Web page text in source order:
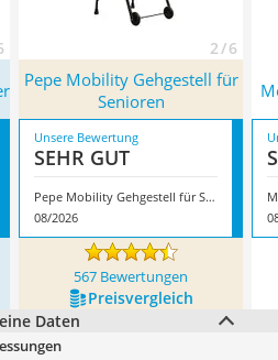
2 / 6
Pepe Mobility Gehgestell für
Senioren
Unsere Bewertung
SEHR GUT
Pepe Mobility Gehgestell für Senioren
08/2026
567 Bewertungen
Preis­vergleich
Daten